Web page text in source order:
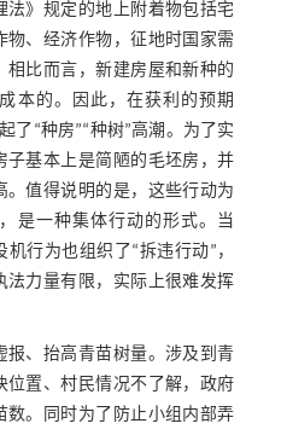
法》规定的地上附着物包括宅
物、经济作物，征地时国家需
相比而言，新建房屋和新种的
本的。因此，在获利的预期
了“种房”“种树”高潮。为了实
子基本上是简陋的毛坯房，并
。值得说明的是，这些行动为
是一种集体行动的形式。当
行为也组织了“拆违行动”，
法力量有限，实际上很难发挥
报、抬高青苗树量。涉及到青
位置、村民情况不了解，政府
数。同时为了防止小组内部弄